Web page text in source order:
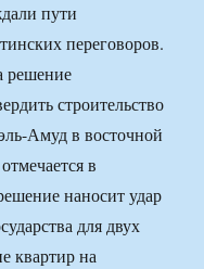
пути
переговоров.
решение
строительство
Амуд в восточной
в
наносит удар
для двух
квартир на